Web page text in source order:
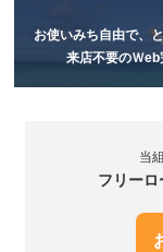
お使いみち自由で、
来店不要のＷeb
当
フリーロ